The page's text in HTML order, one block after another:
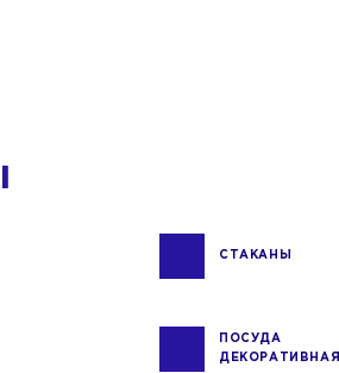
СТАКАНЫ
ПОСУДА
ДЕКОРАТИВНАЯ